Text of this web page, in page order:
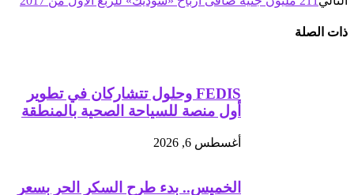
ذات الصلة
FEDIS وحلول تتشاركان في تطوير
أول منصة للسياحة الصحية بالمنطقة
أغسطس 6, 2026
الخميس.. بدء طرح السكر الحر بسعر